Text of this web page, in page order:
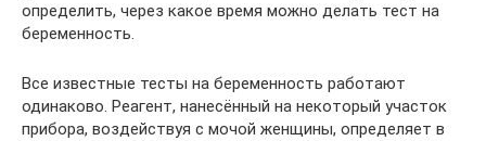
определить, через какое время можно делать тест на
беременность.
Все известные тесты на беременность работают
одинаково. Реагент, нанесённый на некоторый участок
прибора, воздействуя с мочой женщины, определяет в